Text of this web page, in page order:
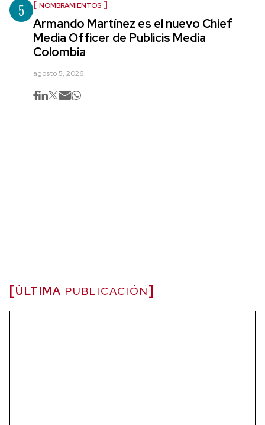
5 NOMBRAMIENTOS
Armando Martínez es el nuevo Chief
Media Officer de Publicis Media
Colombia
agosto 5, 2026
ÚLTIMA PUBLICACIÓN